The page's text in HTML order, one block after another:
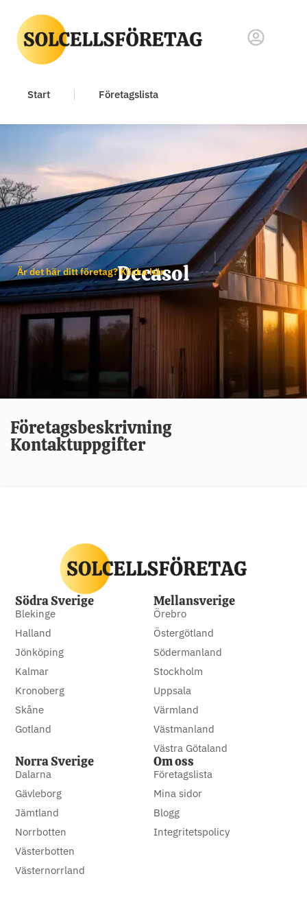
Start Företagslista
Decasol
Är det här ditt företag? Klicka här
Företagsbeskrivning
Kontaktuppgifter
Södra Sverige
Blekinge
Halland
Jönköping
Kalmar
Kronoberg
Skåne
Gotland
Mellansverige
Örebro
Östergötland
Södermanland
Stockholm
Uppsala
Värmland
Västmanland
Västra Götaland
Norra Sverige
Dalarna
Gävleborg
Jämtland
Norrbotten
Västerbotten
Västernorrland
Om oss
Företagslista
Mina sidor
Blogg
Integritetspolicy